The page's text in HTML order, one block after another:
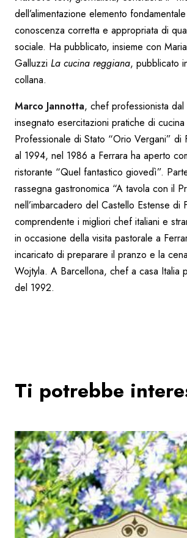
dell’alimentazione elemento
conoscenza corretta e appropriata di
sociale. Ha pubblicato, insieme con
Galluzzi La cucina reggiana, pubblicato
collana.
Marco Jannotta, chef professionista dal
insegnato esercitazioni pratiche di cucina
Professionale di Stato “Orio Vergani” di
al 1994, nel 1986 a Ferrara ha aperto
ristorante “Quel fantastico giovedì”.
rassegna gastronomica “A tavola con il
nell’imbarcadero del Castello Estense di
comprendente i migliori chef italiani e
in occasione della visita pastorale a
incaricato di preparare il pranzo e la
Wojtyla. A Barcellona, chef a casa Italia
del 1992.
Ti potrebbe